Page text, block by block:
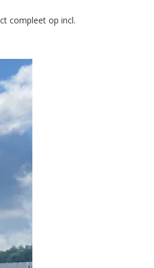
compleet op incl.